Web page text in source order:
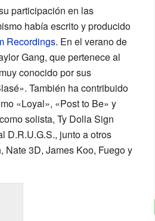
participación en las
había escrito y producido
Recordings. En el verano de
Gang, que pertenece al
conocido por sus
También ha contribuido
«Loyal», «Post to Be» y
solista, Ty Dolla Sign
D.R.U.G.S., junto a otros
Nate 3D, James Koo, Fuego y